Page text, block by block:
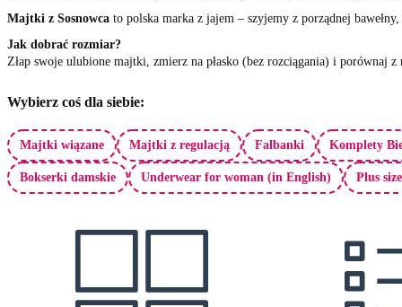
Majtki z Sosnowca to polska marka z jajem – szyjemy z porządnej
Jak dobrać rozmiar?
Złap swoje ulubione majtki, zmierz na płasko (bez rozciągania) i porównaj z
Wybierz coś dla siebie:
Majtki wiązane Majtki z regulacją Falbanki Komplety
Bokserki damskie Underwear for woman (in English) Plus